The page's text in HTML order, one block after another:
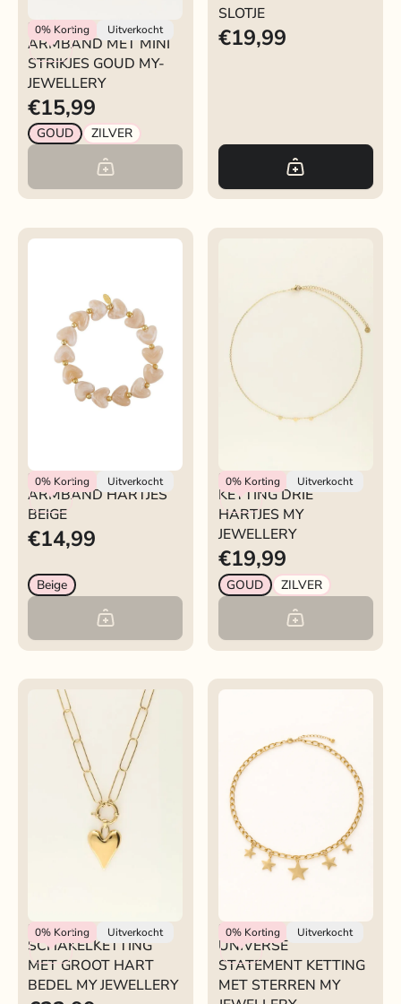
0% Korting Uitverkocht
My Jewellery
ARMBAND MET MINI
STRIKJES GOUD MY-
JEWELLERY
€15,99
GOUD ZILVER
SLOTJE
€19,99
ARMBAND HARTJES
BEIGE
0% Korting Uitverkocht
Rokjeklokje
ARMBAND HARTJES
BEIGE
€14,99
Beige
0%Korting Uitverkocht
My Jewellery
KETTING DRIE
HARTJES MY
JEWELLERY
€19,99
GOUD ZILVER
0% Korting Uitverkocht
My Jewellery
SCHAKELKETTING
MET GROOT HART
BEDEL MY JEWELLERY
0%Korting Uitverkocht
My Jewellery
UNIVERSE
STATEMENT KETTING
MET STERREN MY